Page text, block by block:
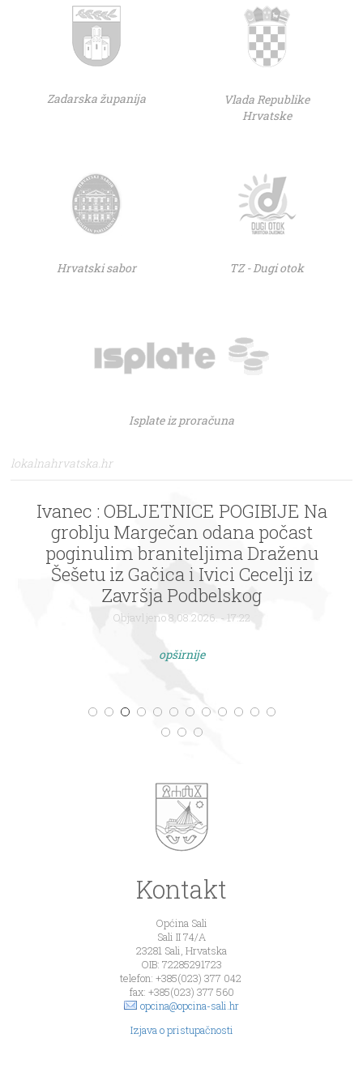
Zadarska županija
Vlada Republike
Hrvatske
Hrvatski sabor TZ - Dugi otok
Isplate iz proračuna
lokalnahrvatska.hr
Ivanec : OBLJETNICE POGIBIJE Na
groblju Margečan odana počast
poginulim braniteljima Draženu
Šešetu iz Gačica i Ivici Cecelji iz
Završja Podbelskog
Objavljeno 8.08.2026. - 17:22
opširnije
Kontakt
Općina Sali
Sali II 74/A
23281 Sali, Hrvatska
OIB: 72285291723
telefon: +385(023) 377 042
fax: +385(023) 377 560
opcina@opcina-sali.hr
Izjava o pristupačnosti